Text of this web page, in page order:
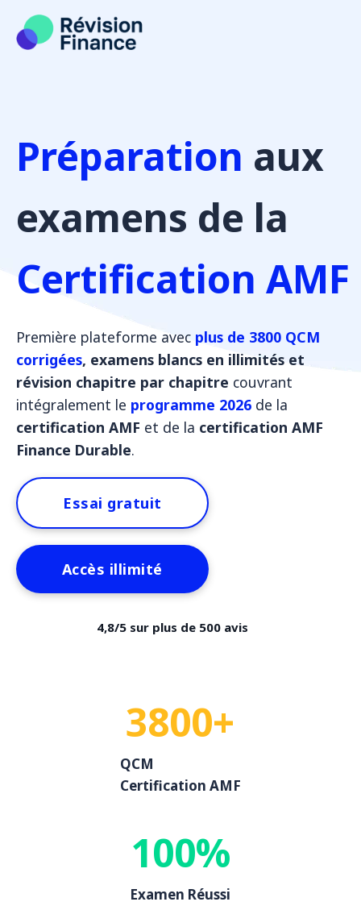
contenu
Préparation aux
examens de la
Certification AMF
Première plateforme avec plus de 3800 QCM
corrigées, examens blancs en illimités et
révision chapitre par chapitre couvrant
intégralement le programme 2026 de la
certification AMF et de la certification AMF
Finance Durable.
Essai gratuit
Accès illimité
4,8/5 sur plus de 500 avis
3800+
QCM
Certification AMF
100%
Examen Réussi